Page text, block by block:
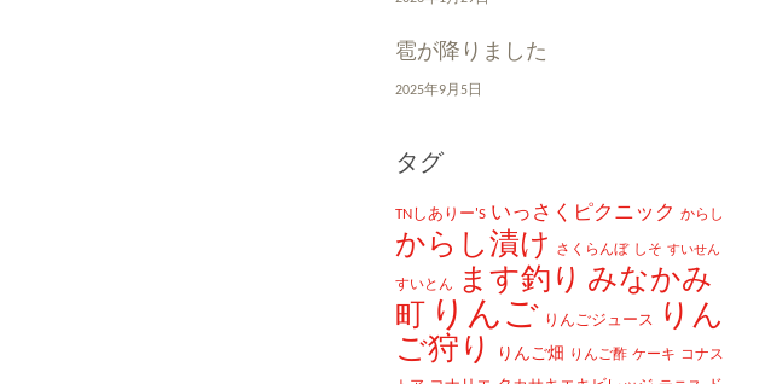
雹が降りました
2025年9月5日
タグ
TNしありー'S いっさくピクニック からし
からし漬け さくらんぼ しそ すいせん
すいとん ます釣り みなかみ
町
りんご りんごジュース
りん
ご狩り
りんご畑 りんご酢 ケーキ コナス